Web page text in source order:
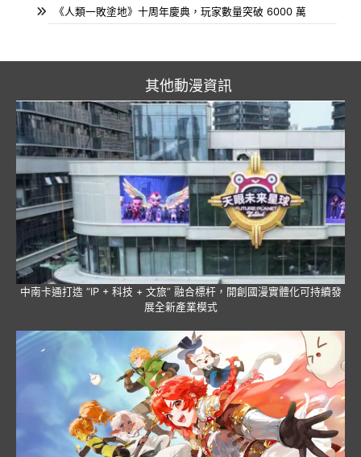
《人類一敗塗地》十周年慶典，玩家數量突破 6000 萬
其他動漫資訊
中南卡通打造 “IP + 科技 + 文旅” 融合標杆，開創國漫實體化可持續發
展全新產業模式